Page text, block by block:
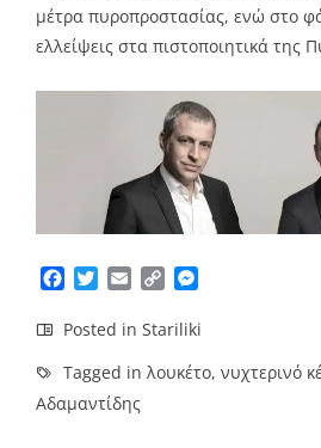
μέτρα πυροπροστασίας, ενώ στο
ελλείψεις στα πιστοποιητικά της
Facebook
TwitterEmailCopy
Posted in Stariliki
Tagged in λουκέτο, νυχτερινό
Αδαμαντίδης